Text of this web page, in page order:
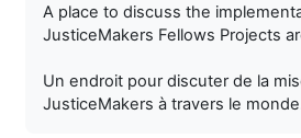
A place to discuss the
JusticeMakers Fellows Projects
Un endroit pour discuter de la
JusticeMakers à travers le